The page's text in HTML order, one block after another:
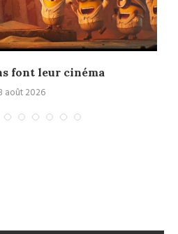
font leur cinéma
août 2026